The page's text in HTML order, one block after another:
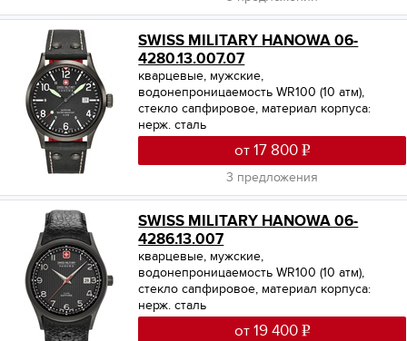
SWISS MILITARY HANOWA 06-
4280.13.007.07
кварцевые, мужские,
водонепроницаемость WR100 (10 атм),
стекло сапфировое, материал корпуса:
нерж. сталь
от 17 800
3 предложения
SWISS MILITARY HANOWA 06-
4286.13.007
кварцевые, мужские,
водонепроницаемость WR100 (10 атм),
стекло сапфировое, материал корпуса:
нерж. сталь
от 19 400